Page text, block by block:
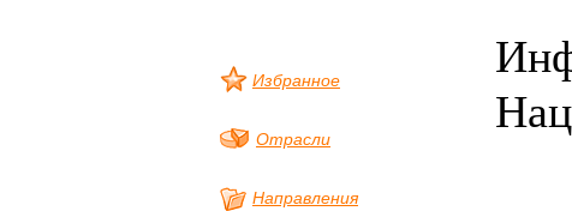
Избранное
Отрасли
Направления